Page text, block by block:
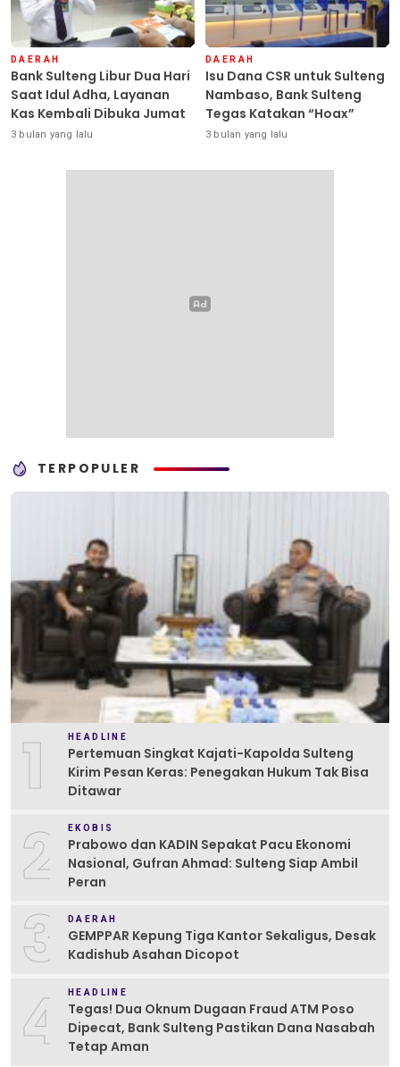
DAERAH
Bank Sulteng Libur Dua Hari
Saat Idul Adha, Layanan
Kas Kembali Dibuka Jumat
3 bulan yang lalu
DAERAH
Isu Dana CSR untuk Sulteng
Nambaso, Bank Sulteng
Tegas Katakan “Hoax”
3 bulan yang lalu
TERPOPULER
1 HEADLINE
Pertemuan Singkat Kajati-Kapolda Sulteng
Kirim Pesan Keras: Penegakan Hukum Tak Bisa
Ditawar
2 EKOBIS
Prabowo dan KADIN Sepakat Pacu Ekonomi
Nasional, Gufran Ahmad: Sulteng Siap Ambil
Peran
3 DAERAH
GEMPPAR Kepung Tiga Kantor Sekaligus, Desak
Kadishub Asahan Dicopot
4 HEADLINE
Tegas! Dua Oknum Dugaan Fraud ATM Poso
Dipecat, Bank Sulteng Pastikan Dana Nasabah
Tetap Aman